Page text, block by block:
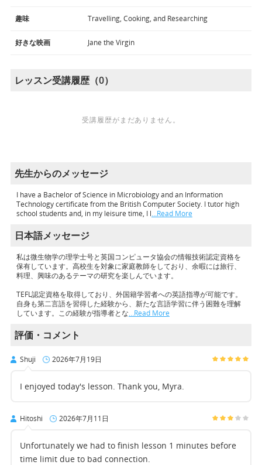
趣味 Travelling, Cooking, and Researching
好きな映画 Jane the Virgin
レッスン受講履歴（0）
受講履歴がまだありません。
先生からのメッセージ
I have a Bachelor of Science in Microbiology and an Information
Technology certificate from the British Computer Society. I tutor high
school students and, in my leisure time, I l…Read More
日本語メッセージ
私は微生物学の理学士号と英国コンピュータ協会の情報技術認定資格を
保有しています。高校生を対象に家庭教師をしており、余暇には旅行、
料理、興味のあるテーマの研究を楽しんでいます。
TEFL認定資格を取得しており、外国籍学習者への英語指導が可能です。
自身も第二言語を習得した経験から、新たな言語学習に伴う困難を理解
しています。この経験が指導者とな…Read More
評価・コメント
Shuji 2026年7月19日
I enjoyed today's lesson. Thank you, Myra.
Hitoshi 2026年7月11日
Unfortunately we had to finish lesson 1 minutes before
time limit due to bad connection.